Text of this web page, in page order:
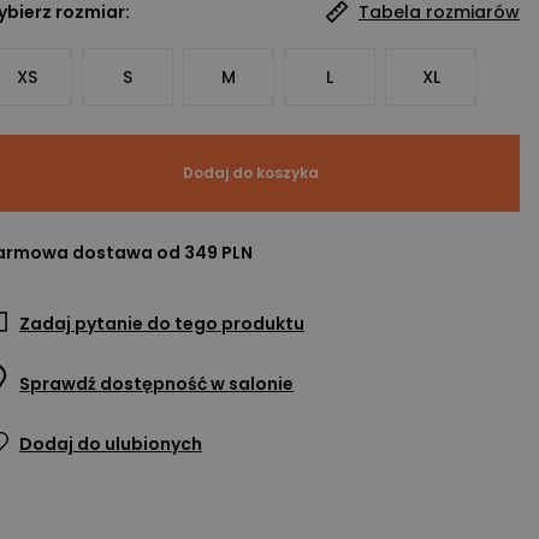
rozmiar: Tabela rozmiarów
XS S M L XL
Dodaj do koszyka
dostawa od 349 PLN
Zadaj pytanie do tego produktu
Sprawdź dostępność w salonie
Dodaj do ulubionych